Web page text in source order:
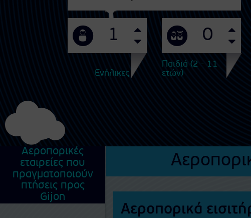
Ενήλικες
Παιδιά (2 - 11
ετών)
Αεροπορικές
εταιρείες που
πραγματοποιούν
πτήσεις προς
Gijon
Αεροπορικά